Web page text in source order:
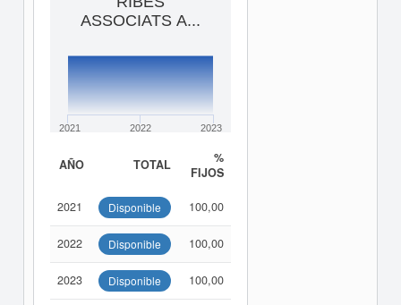
ASSOCIATS A...
2021 2022 2023
AÑO TOTAL
%
FIJOS
2021 Disponible 100,00
2022 Disponible 100,00
2023 Disponible 100,00